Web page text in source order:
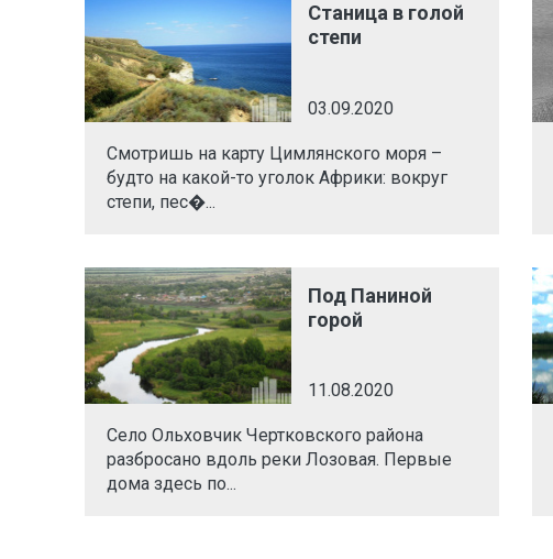
Станица в голой
степи
03.09.2020
Смотришь на карту Цимлянского моря –
будто на какой-то уголок Африки: вокруг
степи, пес�...
Под Паниной
горой
11.08.2020
Село Ольховчик Чертковского района
разбросано вдоль реки Лозовая. Первые
дома здесь по...